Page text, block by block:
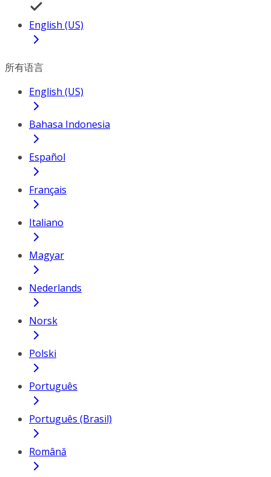
English (US)
所有语言
English (US)
Bahasa Indonesia
Español
Français
Italiano
Magyar
Nederlands
Norsk
Polski
Português
Português (Brasil)
Română